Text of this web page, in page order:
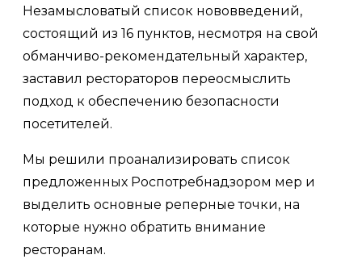
Незамысловатый список нововведений,
состоящий из 16 пунктов, несмотря на свой
обманчиво-рекомендательный характер,
заставил рестораторов переосмыслить
подход к обеспечению безопасности
посетителей.
Мы решили проанализировать список
предложенных Роспотребнадзором мер и
выделить основные реперные точки, на
которые нужно обратить внимание
ресторанам.